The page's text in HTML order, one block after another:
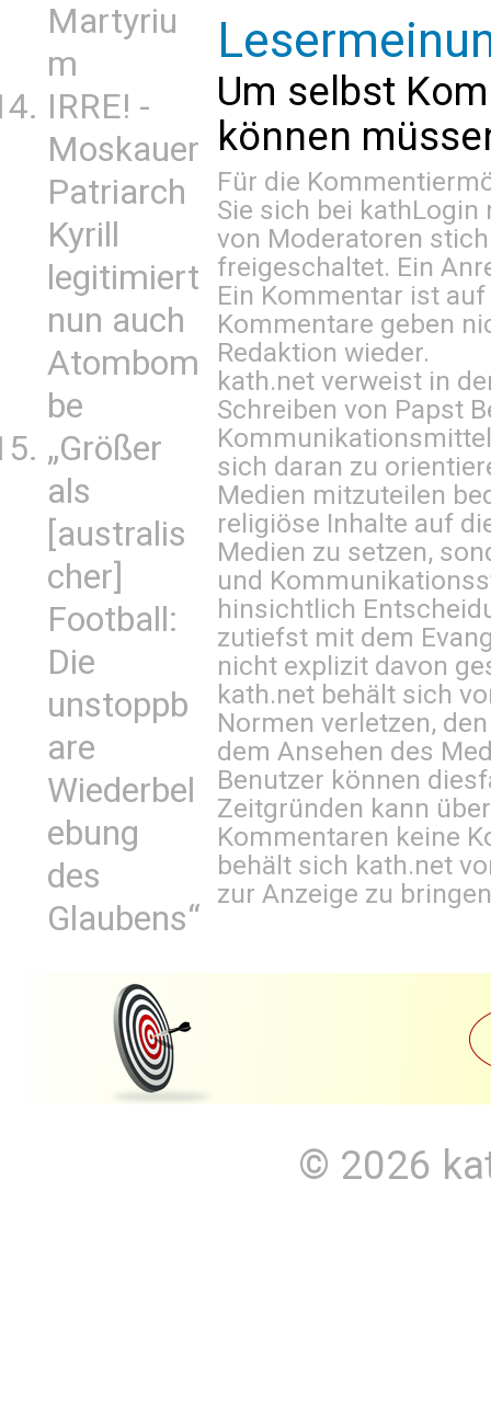
Martyriu
m
IRRE! -
Moskauer
Patriarch
Kyrill
legitimiert
nun auch
Atombom
be
„Größer
als
[australis
cher]
Football:
Die
unstoppb
are
Wiederbel
ebung
des
Glaubens“
Um selbst
können
Für die
Sie sich bei kathLogin
von Moderatoren
freigeschaltet. Ein
Ein Kommentar ist
Kommentare geben
Redaktion wieder.
kath.net verweist in
Schreiben von Papst
sich daran zu
Medien mitzuteilen
religiöse Inhalte auf
Medien zu setzen,
und
hinsichtlich
zutiefst mit dem
nicht explizit davon
kath.net behält sich
Normen verletzen,
dem Ansehen des
Benutzer können
Zeitgründen kann
Kommentaren keine
behält sich kath.net
zur Anzeige zu
© 2026